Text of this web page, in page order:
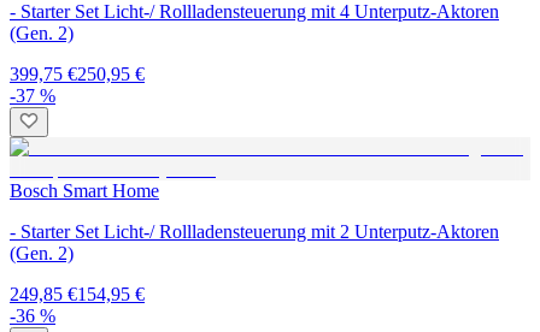
- Starter Set Licht-/ Rollladensteuerung mit 4 Unterputz-Aktoren
(Gen. 2)
399,75 €250,95 €
-37 %
Bosch Smart Home
- Starter Set Licht-/ Rollladensteuerung mit 2 Unterputz-Aktoren
(Gen. 2)
249,85 €154,95 €
-36 %